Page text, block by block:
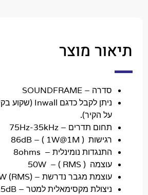
מוצר
– SOUNDFRAME
תדרים– 75Hz-35kHz
(
86dB –
( 1W@1M
נומינלית– 8ohms
(
50W –( RMS
מגבר נדרשת– (25-50W (RMS
מקסימאלית למטר –102.5dB